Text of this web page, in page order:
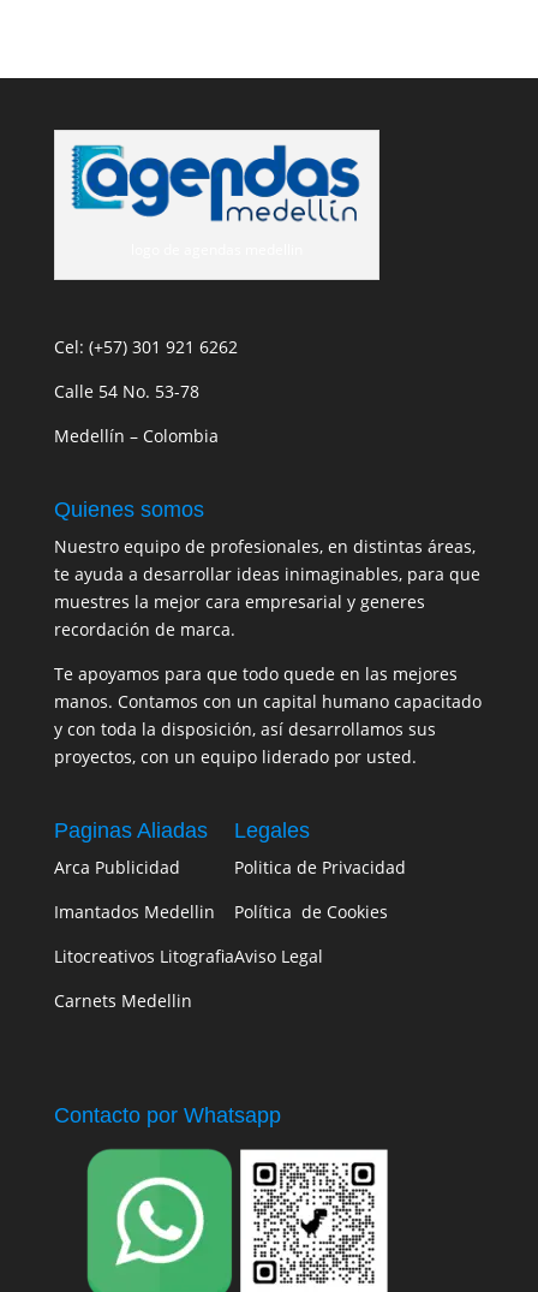
Cel: (+57) 301 921 6262
Calle 54 No. 53-78
Medellín – Colombia
Quienes somos
Nuestro equipo de profesionales, en distintas áreas,
te ayuda a desarrollar ideas inimaginables, para que
muestres la mejor cara empresarial y generes
recordación de marca.
Te apoyamos para que todo quede en las mejores
manos. Contamos con un capital humano capacitado
y con toda la disposición, así desarrollamos sus
proyectos, con un equipo liderado por usted.
Paginas Aliadas
Arca Publicidad
Imantados Medellin
Litocreativos Litografia
Carnets Medellin
Legales
Politica de Privacidad
Política de Cookies
Aviso Legal
Contacto por Whatsapp